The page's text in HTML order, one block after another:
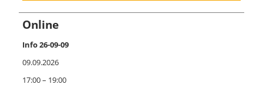
Online
Info 26-09-09
09.09.2026
17:00 – 19:00